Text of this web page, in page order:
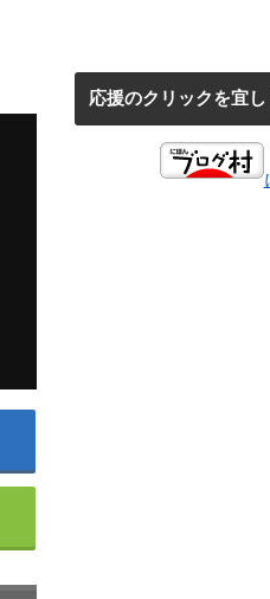
応援のクリックを宜